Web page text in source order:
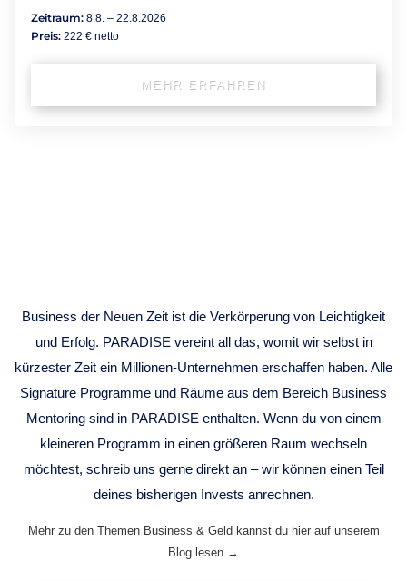
Zeitraum: 8.8. – 22.8.2026
Preis: 222 € netto
MEHR ERFAHREN
Business der Neuen Zeit ist die Verkörperung von Leichtigkeit
und Erfolg. PARADISE vereint all das, womit wir selbst in
kürzester Zeit ein Millionen-Unternehmen erschaffen haben. Alle
Signature Programme und Räume aus dem Bereich Business
Mentoring sind in PARADISE enthalten. Wenn du von einem
kleineren Programm in einen größeren Raum wechseln
möchtest, schreib uns gerne direkt an – wir können einen Teil
deines bisherigen Invests anrechnen.
Mehr zu den Themen Business & Geld kannst du hier auf unserem
Blog lesen →